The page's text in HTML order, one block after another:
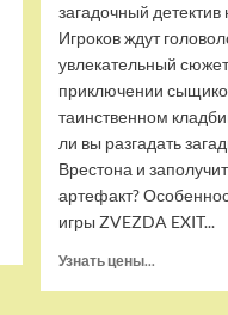
загадочный
Игроков ждут
увлекательный
приключении
таинственном
ли вы разгадать
Врестона и
артефакт?
игры ZVEZDA EXIT...
Узнать цены...